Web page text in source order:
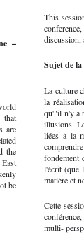
–
that
are
the
be
This
discussion,
Sujet de
La culture
la
qu'"il n'y a
illusions.
liées à la
fondement
l'écrit (que
matière et
Cette
multi-